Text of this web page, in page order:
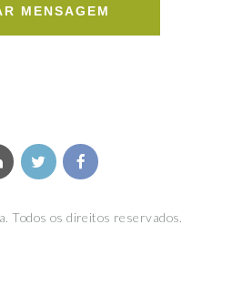
MENSAGEM
Todos os direitos reservados.